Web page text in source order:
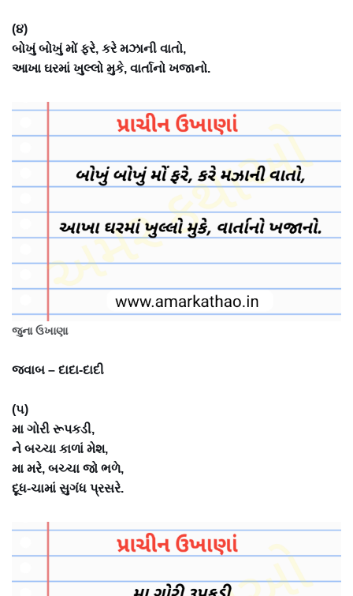
(૪)
બોખું બોખું મોં ફરે, કરે મઝાની વાતો,
આખા ઘરમાં ખુલ્લો મુકે, વાર્તાનો ખજાનો.
જુના ઉખાણા
જવાબ – દાદા-દાદી
(૫)
મા ગોરી રૂપકડી,
ને બચ્ચા કાળાં મેશ,
મા મરે, બચ્ચા જો ભળે,
દૂધ-ચામાં સુગંધ પ્રસરે.